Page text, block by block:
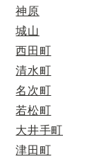
神原
城山
西田町
清水町
名次町
若松町
大井手町
津田町